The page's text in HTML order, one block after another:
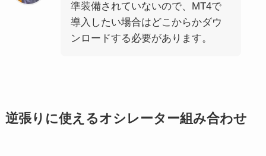
準装備されていないので、MT4で
導入したい場合はどこからかダウ
ンロードする必要があります。
逆張りに使えるオシレーター組み合わせ